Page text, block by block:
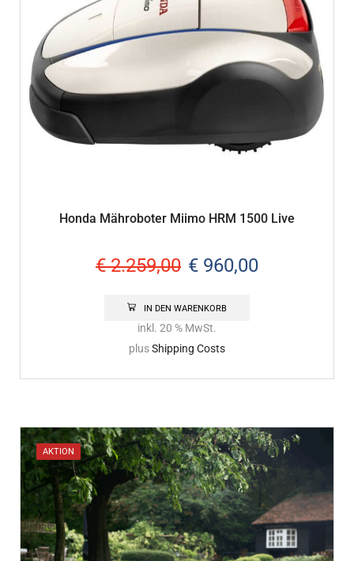
Honda Mähroboter Miimo HRM 1500 Live
€2.259,00 € 960,00
IN DEN WARENKORB
inkl. 20 % MwSt.
plusShipping Costs
AKTION